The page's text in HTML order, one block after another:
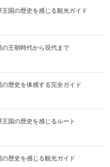
国の歴史を感じる観光ガイド
王朝時代から現代まで
歴史を体感する完全ガイド
国の歴史を感じるルート
歴史を感じる観光ガイド